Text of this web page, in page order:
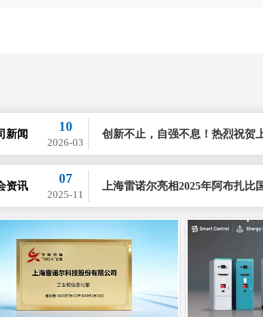
新闻
10
2026-03
创新不止，自强不息！热烈祝贺
资讯
07
2025-11
上海雷诺尔亮相2025年阿布扎比